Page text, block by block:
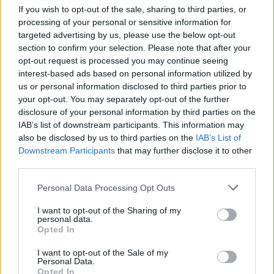
If you wish to opt-out of the sale, sharing to third parties, or
processing of your personal or sensitive information for
targeted advertising by us, please use the below opt-out
section to confirm your selection. Please note that after your
opt-out request is processed you may continue seeing
interest-based ads based on personal information utilized by
us or personal information disclosed to third parties prior to
your opt-out. You may separately opt-out of the further
disclosure of your personal information by third parties on the
IAB’s list of downstream participants. This information may
also be disclosed by us to third parties on the IAB’s List of
Downstream Participants that may further disclose it to other
Please note that this website/app uses one or more Google
not limited to your visit or usage behaviour. You may click to
grant or deny consent to Google and its third-party tags to
use your data for below specified purposes in below Google
consent section.
Personal Data Processing Opt Outs
I want to opt-out of the Sharing of my
personal data.
Opted In
I want to opt-out of the Sale of my
Personal Data.
Opted In
Elromlott a biztosítóberendezés a ceglédi
menetrendhez képest, kimaradás is előfordult
Napok óta tart a rendkívüli kánikula, a biztosítóberendezés
JNSZ megyei hírek